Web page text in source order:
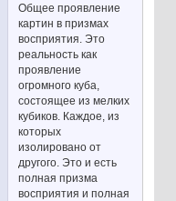
Общее проявление
картин в призмах
восприятия. Это
реальность как
проявление
огромного куба,
состоящее из мелких
кубиков. Каждое, из
которых
изолировано от
другого. Это и есть
полная призма
восприятия и полная